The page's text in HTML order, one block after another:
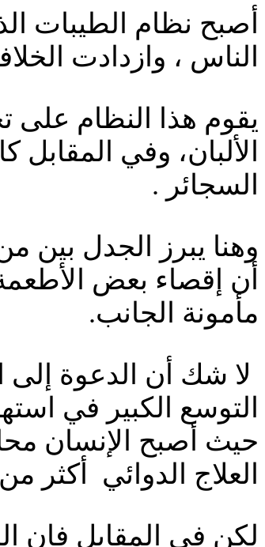
أصبح نظام الطيبات
الناس ، وازدادت
يقوم هذا النظام على
الألبان، وفي
السجائر .
وهنا يبرز الجدل بين
أن إقصاء بعض
مأمونة الجانب.
لا شك أن الدعوة إلى
التوسع الكبير في
حيث أصبح الإنسان
العلاج الدوائي أكثر
لكن في المقابل فان